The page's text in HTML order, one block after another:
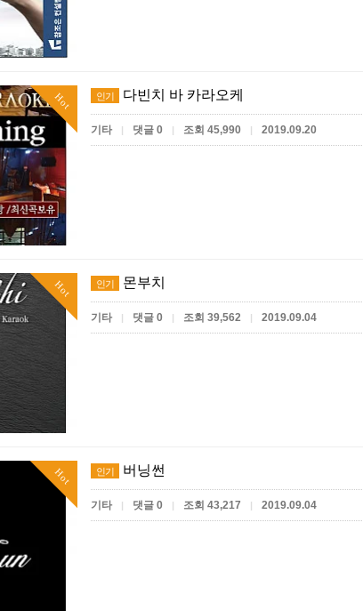
Hot 인기 다빈치 바 카라오케
기타 | 댓글 0 | 조회 45,990 | 2019.09.20
Hot 인기 몬부치
기타 | 댓글 0 | 조회 39,562 | 2019.09.04
Hot 인기 버닝썬
기타 | 댓글 0 | 조회 43,217 | 2019.09.04